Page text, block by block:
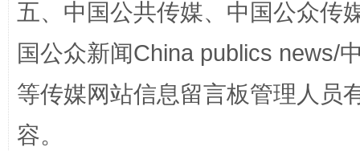
完善运行机制助力责任有效落实 一纸欠
五、中国公共传媒、中国公众传
国公众新闻China publics news/
等传媒网站信息留言板管理人员
容。